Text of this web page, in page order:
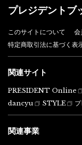
プレジデントブ
このサイトについて 会
特定商取引法に基づく表
関連サイト
PRESIDENT Online
dancyu
STYLE
関連事業